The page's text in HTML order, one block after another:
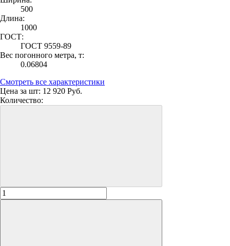
500
Длина:
1000
ГОСТ:
ГОСТ 9559-89
Вес погонного метра, т:
0.06804
Смотреть все характеристики
Цена за шт: 12 920 Руб.
Количество: